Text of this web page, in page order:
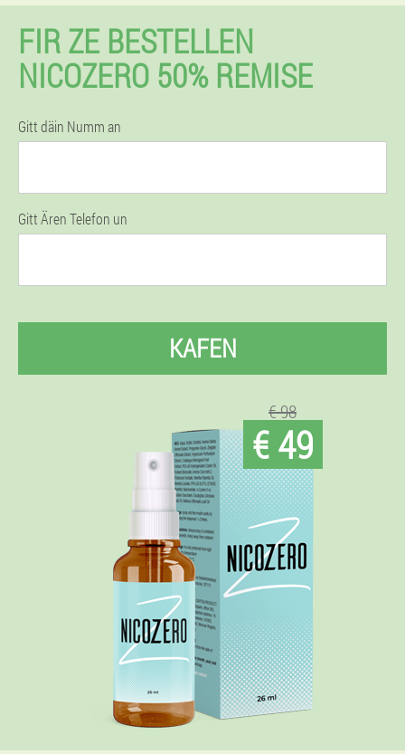
FIR ZE BESTELLEN
NICOZERO 50% REMISE
Gitt däin Numm an
Gitt Ären Telefon un
KAFEN
€ 98
€ 49